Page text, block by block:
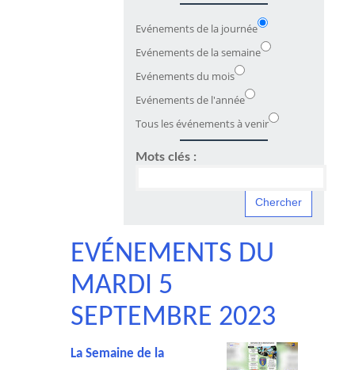
Evénements de la journée
Evénements de la semaine
Evénements du mois
Evénements de l'année
Tous les événements à venir
Mots clés :
EVÉNEMENTS DU
MARDI 5
SEPTEMBRE 2023
La Semaine de la